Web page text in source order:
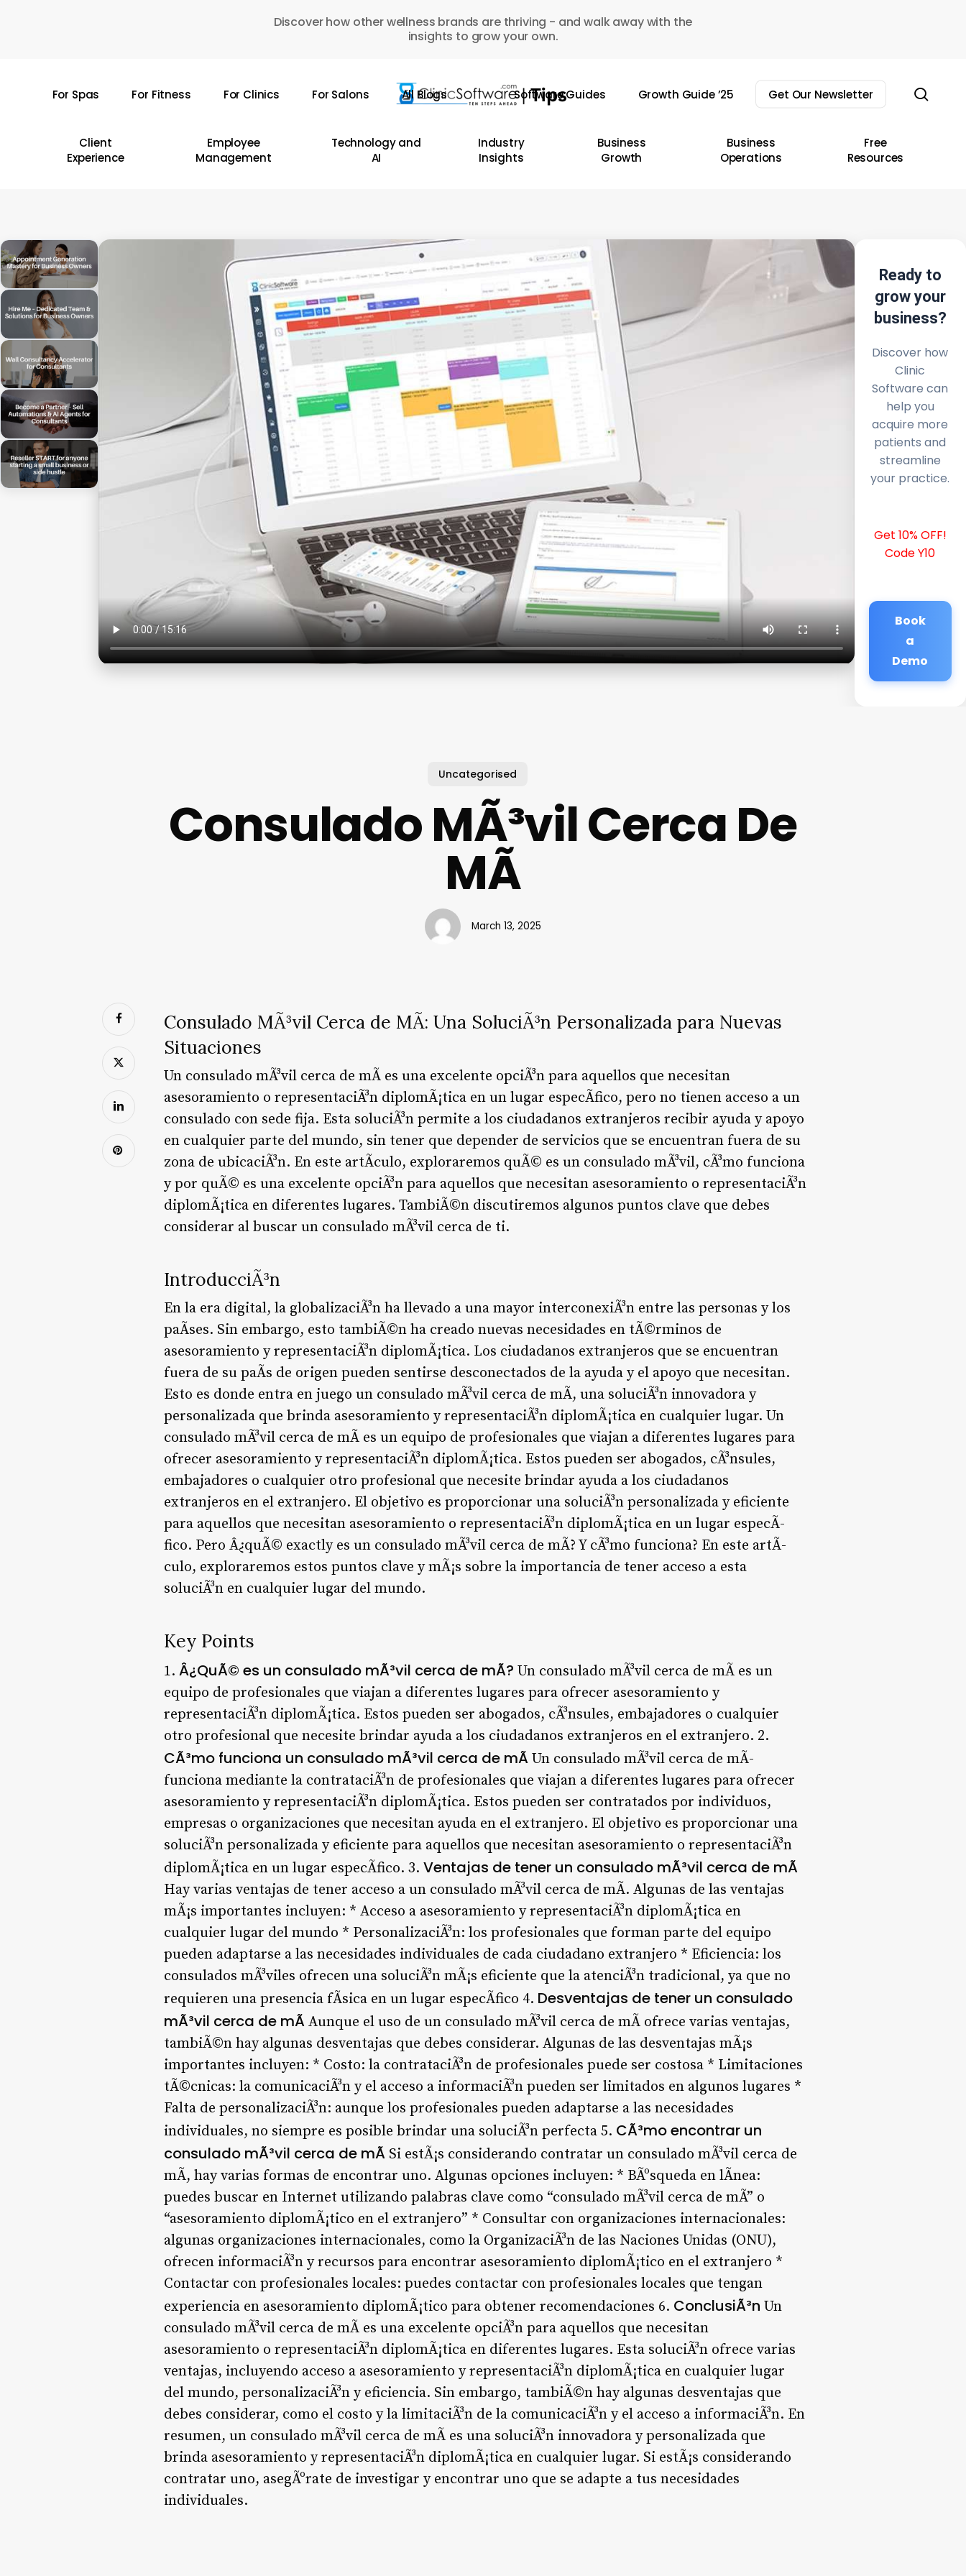
Discover how other wellness brands are thriving - and walk away with the
insights to grow your own.
For Spas For Fitness For Clinics For Salons All Blogs Software Guides Growth Guide ’25 Get Our Newsletter
Client
Experience
Employee
Management
Technology and
AI
Industry
Insights
Business
Growth
Business
Operations
Free
Resources
Ready to
grow your
business?
Discover how
Clinic
Software can
help you
acquire more
patients and
streamline
your practice.
Get 10% OFF!
Code Y10
Book
a
Demo
Uncategorised
Consulado MÃ³vil Cerca De
MÃ­
March 13, 2025
Consulado MÃ³vil Cerca de MÃ­: Una SoluciÃ³n Personalizada para Nuevas
Situaciones
Un consulado mÃ³vil cerca de mÃ­ es una excelente opciÃ³n para aquellos que necesitan
asesoramiento o representaciÃ³n diplomÃ¡tica en un lugar especÃ­fico, pero no tienen acceso a un
consulado con sede fija. Esta soluciÃ³n permite a los ciudadanos extranjeros recibir ayuda y apoyo
en cualquier parte del mundo, sin tener que depender de servicios que se encuentran fuera de su
zona de ubicaciÃ³n. En este artÃ­culo, exploraremos quÃ© es un consulado mÃ³vil, cÃ³mo funciona
y por quÃ© es una excelente opciÃ³n para aquellos que necesitan asesoramiento o representaciÃ³n
diplomÃ¡tica en diferentes lugares. TambiÃ©n discutiremos algunos puntos clave que debes
considerar al buscar un consulado mÃ³vil cerca de ti.
IntroducciÃ³n
En la era digital, la globalizaciÃ³n ha llevado a una mayor interconexiÃ³n entre las personas y los
paÃ­ses. Sin embargo, esto tambiÃ©n ha creado nuevas necesidades en tÃ©rminos de
asesoramiento y representaciÃ³n diplomÃ¡tica. Los ciudadanos extranjeros que se encuentran
fuera de su paÃ­s de origen pueden sentirse desconectados de la ayuda y el apoyo que necesitan.
Esto es donde entra en juego un consulado mÃ³vil cerca de mÃ­, una soluciÃ³n innovadora y
personalizada que brinda asesoramiento y representaciÃ³n diplomÃ¡tica en cualquier lugar. Un
consulado mÃ³vil cerca de mÃ­ es un equipo de profesionales que viajan a diferentes lugares para
ofrecer asesoramiento y representaciÃ³n diplomÃ¡tica. Estos pueden ser abogados, cÃ³nsules,
embajadores o cualquier otro profesional que necesite brindar ayuda a los ciudadanos
extranjeros en el extranjero. El objetivo es proporcionar una soluciÃ³n personalizada y eficiente
para aquellos que necesitan asesoramiento o representaciÃ³n diplomÃ¡tica en un lugar especÃ­
fico. Pero Â¿quÃ© exactly es un consulado mÃ³vil cerca de mÃ­? Y cÃ³mo funciona? En este artÃ­
culo, exploraremos estos puntos clave y mÃ¡s sobre la importancia de tener acceso a esta
soluciÃ³n en cualquier lugar del mundo.
Key Points
1. Â¿QuÃ© es un consulado mÃ³vil cerca de mÃ­? Un consulado mÃ³vil cerca de mÃ­ es un
equipo de profesionales que viajan a diferentes lugares para ofrecer asesoramiento y
representaciÃ³n diplomÃ¡tica. Estos pueden ser abogados, cÃ³nsules, embajadores o cualquier
otro profesional que necesite brindar ayuda a los ciudadanos extranjeros en el extranjero. 2.
CÃ³mo funciona un consulado mÃ³vil cerca de mÃ­ Un consulado mÃ³vil cerca de mÃ­
funciona mediante la contrataciÃ³n de profesionales que viajan a diferentes lugares para ofrecer
asesoramiento y representaciÃ³n diplomÃ¡tica. Estos pueden ser contratados por individuos,
empresas o organizaciones que necesitan ayuda en el extranjero. El objetivo es proporcionar una
soluciÃ³n personalizada y eficiente para aquellos que necesitan asesoramiento o representaciÃ³n
diplomÃ¡tica en un lugar especÃ­fico. 3. Ventajas de tener un consulado mÃ³vil cerca de mÃ­
Hay varias ventajas de tener acceso a un consulado mÃ³vil cerca de mÃ­. Algunas de las ventajas
mÃ¡s importantes incluyen: * Acceso a asesoramiento y representaciÃ³n diplomÃ¡tica en
cualquier lugar del mundo * PersonalizaciÃ³n: los profesionales que forman parte del equipo
pueden adaptarse a las necesidades individuales de cada ciudadano extranjero * Eficiencia: los
consulados mÃ³viles ofrecen una soluciÃ³n mÃ¡s eficiente que la atenciÃ³n tradicional, ya que no
requieren una presencia fÃ­sica en un lugar especÃ­fico 4. Desventajas de tener un consulado
mÃ³vil cerca de mÃ­ Aunque el uso de un consulado mÃ³vil cerca de mÃ­ ofrece varias ventajas,
tambiÃ©n hay algunas desventajas que debes considerar. Algunas de las desventajas mÃ¡s
importantes incluyen: * Costo: la contrataciÃ³n de profesionales puede ser costosa * Limitaciones
tÃ©cnicas: la comunicaciÃ³n y el acceso a informaciÃ³n pueden ser limitados en algunos lugares *
Falta de personalizaciÃ³n: aunque los profesionales pueden adaptarse a las necesidades
individuales, no siempre es posible brindar una soluciÃ³n perfecta 5. CÃ³mo encontrar un
consulado mÃ³vil cerca de mÃ­ Si estÃ¡s considerando contratar un consulado mÃ³vil cerca de
mÃ­, hay varias formas de encontrar uno. Algunas opciones incluyen: * BÃºsqueda en lÃ­nea:
puedes buscar en Internet utilizando palabras clave como “consulado mÃ³vil cerca de mÃ­” o
“asesoramiento diplomÃ¡tico en el extranjero” * Consultar con organizaciones internacionales:
algunas organizaciones internacionales, como la OrganizaciÃ³n de las Naciones Unidas (ONU),
ofrecen informaciÃ³n y recursos para encontrar asesoramiento diplomÃ¡tico en el extranjero *
Contactar con profesionales locales: puedes contactar con profesionales locales que tengan
experiencia en asesoramiento diplomÃ¡tico para obtener recomendaciones 6. ConclusiÃ³n Un
consulado mÃ³vil cerca de mÃ­ es una excelente opciÃ³n para aquellos que necesitan
asesoramiento o representaciÃ³n diplomÃ¡tica en diferentes lugares. Esta soluciÃ³n ofrece varias
ventajas, incluyendo acceso a asesoramiento y representaciÃ³n diplomÃ¡tica en cualquier lugar
del mundo, personalizaciÃ³n y eficiencia. Sin embargo, tambiÃ©n hay algunas desventajas que
debes considerar, como el costo y la limitaciÃ³n de la comunicaciÃ³n y el acceso a informaciÃ³n. En
resumen, un consulado mÃ³vil cerca de mÃ­ es una soluciÃ³n innovadora y personalizada que
brinda asesoramiento y representaciÃ³n diplomÃ¡tica en cualquier lugar. Si estÃ¡s considerando
contratar uno, asegÃºrate de investigar y encontrar uno que se adapte a tus necesidades
individuales.